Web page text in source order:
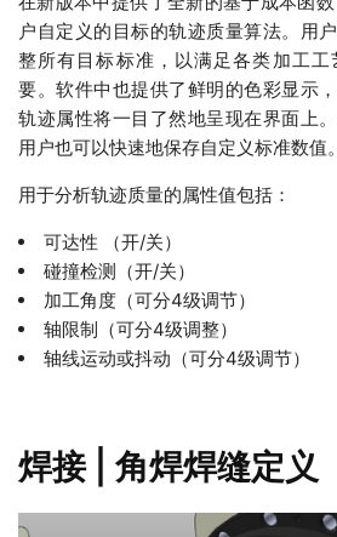
户自定义的目标的轨迹质量算法。用
整所有目标标准，以满足各类加工
要。软件中也提供了鲜明的色彩显示
轨迹属性将一目了然地呈现在界面上
用户也可以快速地保存自定义标准数值。
用于分析轨迹质量的属性值包括：
可达性 （开/关）
碰撞检测（开/关）
加工角度（可分4级调节）
轴限制（可分4级调整）
轴线运动或抖动（可分4级调节）
焊接 | 角焊焊缝定义